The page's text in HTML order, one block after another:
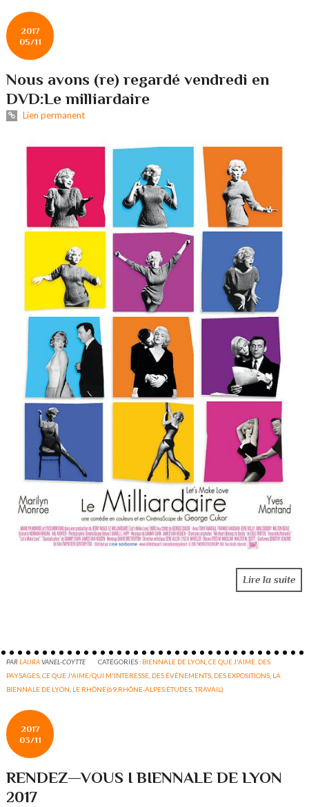
2017
05/11
Nous avons (re) regardé vendredi en
DVD:Le milliardaire
Lien permanent
Lire la suite
PARLAURAVANEL-COYTTE CATÉGORIES : BIENNALE DE LYON ,CE QUE J'AIME. DES
PAYSAGES ,CE QUE J'AIME/QUI M'INTERESSE DES ÉVÈNEMENTS DES EXPOSITIONS LA
BIENNALE DE LYON LE RHÔNE(69,RHÔNE-ALPES:ÉTUDES, TRAVAIL)
2017
03/11
RENDEZ—VOUS I BIENNALE DE LYON
2017